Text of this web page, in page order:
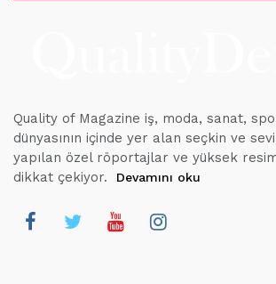
Quality of Magazine iş, moda, sanat,
dünyasının içinde yer alan seçkin ve
yapılan özel röportajlar ve yüksek
dikkat çekiyor.
Devamını oku